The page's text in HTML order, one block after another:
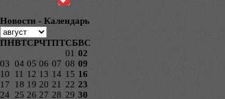
Новости - Календарь
ПНВТСРЧТПТСБВС
01 02
03 04 05 06 07 08 09
10
11 12 13 14 15 16
17
18 19 20 21 22 23
24 25 26 27 28 29 30